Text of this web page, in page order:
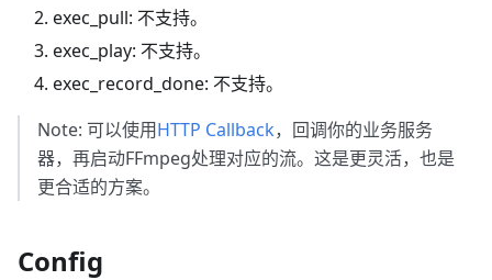
exec_pull: 不支持。
exec_play: 不支持。
exec_record_done: 不支持。
Note: 可以使用HTTP Callback，回调你的业务服务
器，再启动FFmpeg处理对应的流。这是更灵活，也是
更合适的方案。
Config